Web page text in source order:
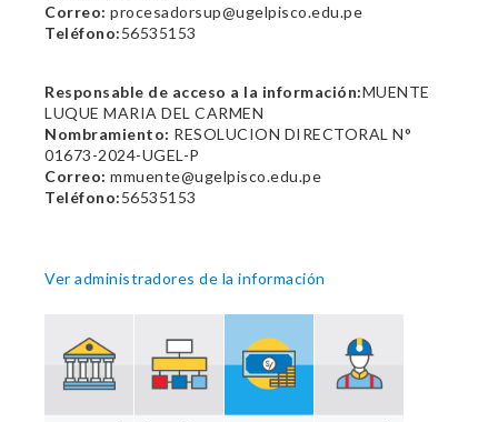
Correo: procesadorsup@ugelpisco.edu.pe
Teléfono:56535153
Responsable de acceso a la información:MUENTE
LUQUE MARIA DEL CARMEN
Nombramiento: RESOLUCION DIRECTORAL N°
01673-2024-UGEL-P
Correo: mmuente@ugelpisco.edu.pe
Teléfono:56535153
Ver administradores de la información